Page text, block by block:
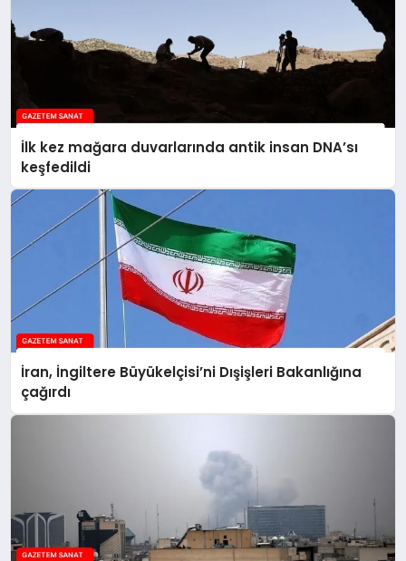
İlk kez mağara duvarlarında antik insan DNA’sı
keşfedildi
İran, İngiltere Büyükelçisi’ni Dışişleri Bakanlığına
çağırdı